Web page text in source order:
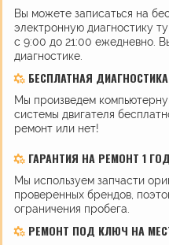
Вы можете записаться на
электронную диагностику
с 9:00 до 21:00 ежедневно.
диагностике.
БЕСПЛАТНАЯ
Мы произведем
системы двигателя
ремонт или нет!
ГАРАНТИЯ НА РЕМОНТ 1 ГОД
Мы используем запчасти
проверенных брендов,
ограничения пробега.
РЕМОНТ ПОД КЛЮЧ НА